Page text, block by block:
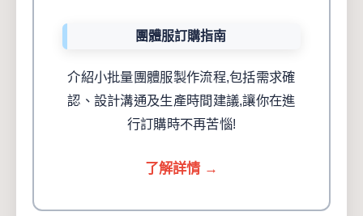
團體服訂購指南
介紹小批量團體服製作流程,包括需求確
認、設計溝通及生產時間建議,讓你在進
行訂購時不再苦惱!
了解詳情 →